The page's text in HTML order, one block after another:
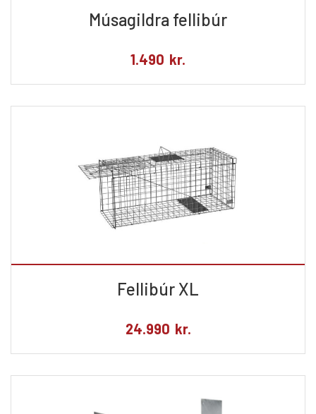
Músagildra fellibúr
1.490 kr.
Fellibúr XL
24.990 kr.